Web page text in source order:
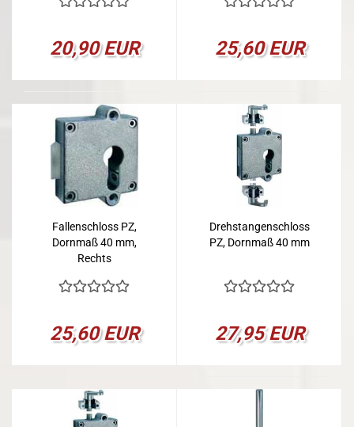
20,90 EUR 25,60 EUR
Fallenschloss PZ,
Dornmaß 40 mm,
Rechts
25,60 EUR
Drehstangenschloss
PZ, Dornmaß 40 mm
27,95 EUR